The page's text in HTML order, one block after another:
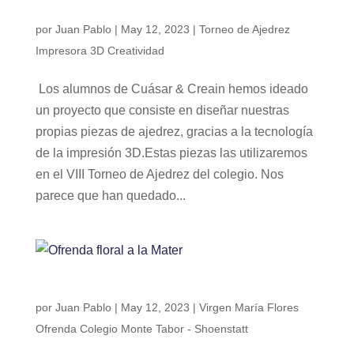
por Juan Pablo| May 12, 2023 | Torneo de Ajedrez
Impresora 3D Creatividad
Los alumnos de Cuásar & Creain hemos ideado
un proyecto que consiste en diseñar nuestras
propias piezas de ajedrez, gracias a la tecnología
de la impresión 3D.Estas piezas las utilizaremos
en el VIII Torneo de Ajedrez del colegio. Nos
parece que han quedado...
por Juan Pablo| May 12, 2023 | Virgen María Flores
Ofrenda Colegio Monte Tabor - Shoenstatt